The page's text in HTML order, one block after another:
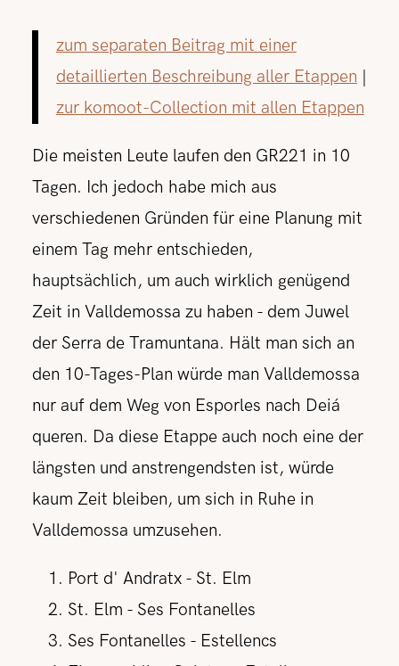
zum separaten Beitrag mit einer
detaillierten Beschreibung aller Etappen
zur komoot-Collection mit allen Etappen
Die meisten Leute laufen den GR221 in 10
Tagen. Ich jedoch habe mich aus
verschiedenen Gründen für eine Planung mit
einem Tag mehr entschieden,
hauptsächlich, um auch wirklich genügend
Zeit in Valldemossa zu haben - dem Juwel
der Serra de Tramuntana. Hält man sich an
den 10-Tages-Plan würde man Valldemossa
nur auf dem Weg von Esporles nach Deiá
queren. Da diese Etappe auch noch eine der
längsten und anstrengendsten ist, würde
kaum Zeit bleiben, um sich in Ruhe in
Valldemossa umzusehen.
Port d' Andratx - St. Elm
St. Elm - Ses Fontanelles
Ses Fontanelles - Estellencs